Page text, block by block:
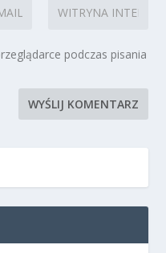
podczas pisania